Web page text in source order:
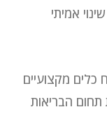
אמיתי
כלים מקצועיים
הבריאות